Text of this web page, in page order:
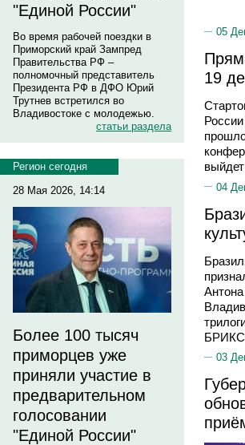
"Единой России"
Во время рабочей поездки в
Приморский край Зампред
Правительства РФ –
полномочный представитель
Президента РФ в ДФО Юрий
Трутнев встретился во
Владивостоке с молодежью.
статьи раздела
Регион сегодня
28 Мая 2026, 14:14
Более 100 тысяч
приморцев уже
приняли участие в
предварительном
голосовании
"Единой России"
05
19
04
03